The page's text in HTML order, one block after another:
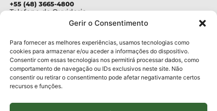
Gerir o Consentimento
Para fornecer as melhores experiências, usamos tecnologias como
cookies para armazenar e/ou aceder a informações do dispositivo.
Consentir com essas tecnologias nos permitirá processar dados, como
comportamento de navegação ou IDs exclusivos neste site. Não
consentir ou retirar o consentimento pode afetar negativamante certos
recursos e funções.
+55 (48) 3665-4800
Telefone da Ouvidoria
Para assuntos relacionados à Pesquisa
pesquisa@fapesc.sc.gov.br
Para assuntos relacionados à Inovação
inovacao@fapesc.sc.gov.br
Para assuntos relacionados à Bolsas
bolsas@fapesc.sc.gov.br
Para assuntos relacionados à Prestação de Contas
Para assuntos relacionados à Plataforma